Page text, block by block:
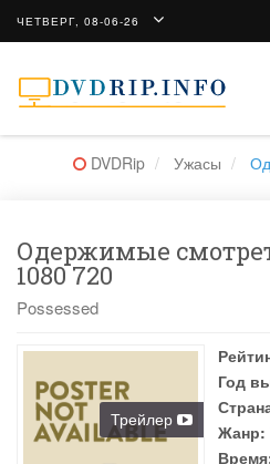
ЧЕТВЕРГ, 08-06-26
DVDRip Ужасы
Одержимые
1080 720
Possessed
Трейлер
Год
Жанр: